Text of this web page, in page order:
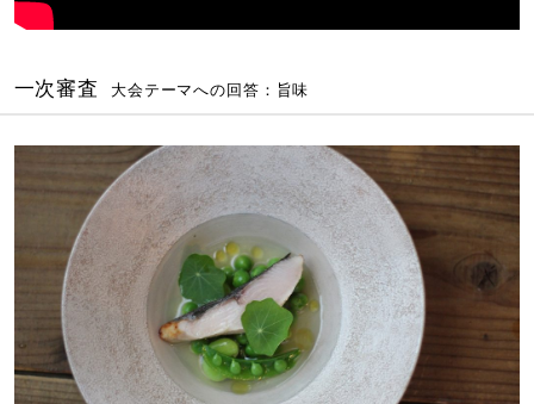
一次審査 大会テーマへの回答：旨味